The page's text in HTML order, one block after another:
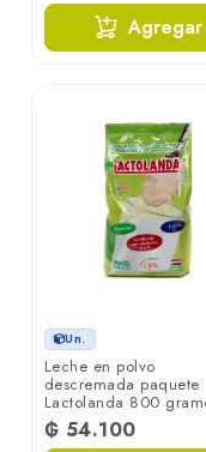
Agregar
Un.
Leche en polvo
descremada paquete
Lactolanda 800
₲ 54.100